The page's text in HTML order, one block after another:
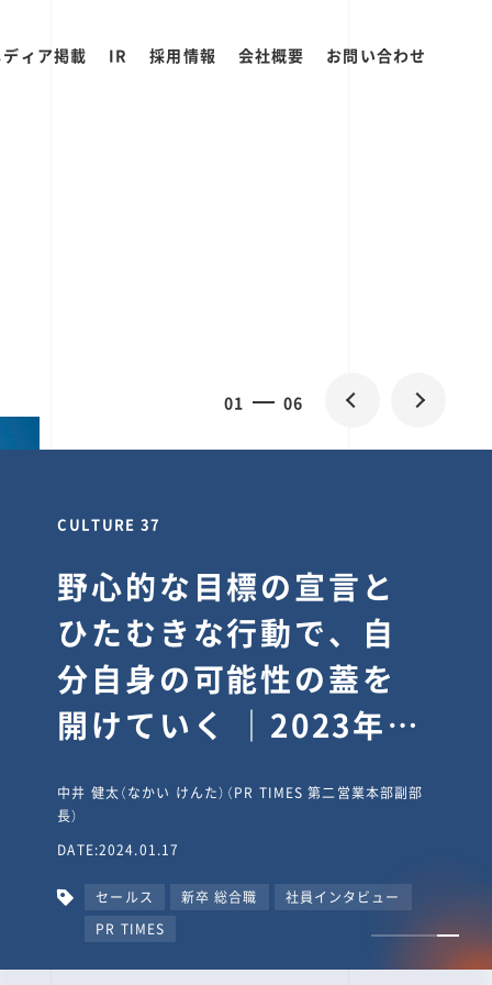
ィア掲載 IR 採用情報 会社概要 お問い合わせ
01 06
CULTURE 37
野心的な目標の宣言と
ひたむきな行動で、自
分自身の可能性の蓋を
開けていく ｜2023年度
タビュー #PR
TIMESな人たち
中井 健太（なかい けんた）（PR TIMES 第二営業本部副部
長）
DATE:2024.01.17
セールス 新卒 総合職
社員インタビュー
PR TIMES